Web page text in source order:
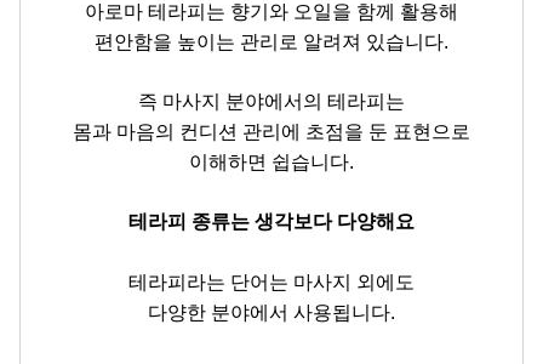
아로마 테라피는 향기와 오일을 함께 활용해
편안함을 높이는 관리로 알려져 있습니다.
즉 마사지 분야에서의 테라피는
몸과 마음의 컨디션 관리에 초점을 둔 표현으로
이해하면 쉽습니다.
테라피 종류는 생각보다 다양해요
테라피라는 단어는 마사지 외에도
다양한 분야에서 사용됩니다.